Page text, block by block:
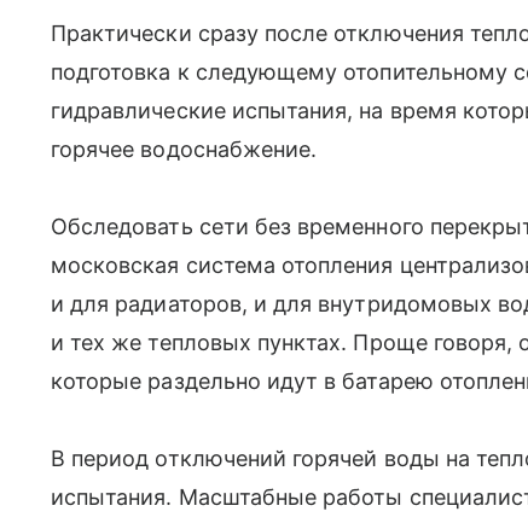
Практически сразу после отключения
подготовка к следующему отопительному
гидравлические испытания, на время
горячее водоснабжение.
Обследовать сети без временного
московская система отопления
и для радиаторов, и для внутридомовых
и тех же тепловых пунктах. Проще говоря,
которые раздельно идут в батарею
В период отключений горячей воды на
испытания. Масштабные работы